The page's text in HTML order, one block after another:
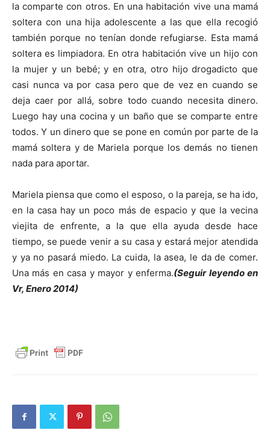
la comparte con otros. En una habitación vive una mamá
soltera con una hija adolescente a las que ella recogió
también porque no tenían donde refugiarse. Esta mamá
soltera es limpiadora. En otra habitación vive un hijo con
la mujer y un bebé; y en otra, otro hijo drogadicto que
casi nunca va por casa pero que de vez en cuando se
deja caer por allá, sobre todo cuando necesita dinero.
Luego hay una cocina y un baño que se comparte entre
todos. Y un dinero que se pone en común por parte de la
mamá soltera y de Mariela porque los demás no tienen
nada para aportar.
Mariela piensa que como el esposo, o la pareja, se ha ido,
en la casa hay un poco más de espacio y que la vecina
viejita de enfrente, a la que ella ayuda desde hace
tiempo, se puede venir a su casa y estará mejor atendida
y ya no pasará miedo. La cuida, la asea, le da de comer.
Una más en casa y mayor y enferma.(Seguir leyendo en
Vr, Enero 2014)